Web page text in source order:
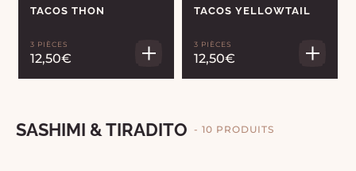
TACOS THON
3 PIÈCES
12,50€
TACOS YELLOWTAIL
3 PIÈCES
12,50€
SASHIMI & TIRADITO - 10 PRODUITS